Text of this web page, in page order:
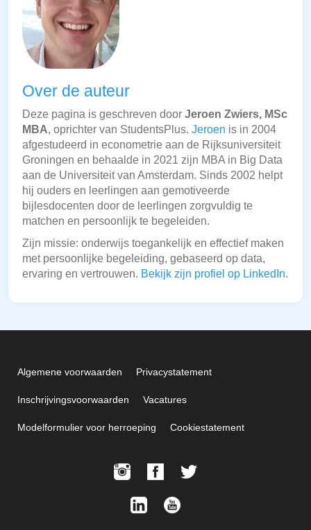
Over de auteur
Deze pagina is geschreven door Jeroen Zwiers, MSc
MBA, oprichter van StudentsPlus. Jeroen is in 2004
afgestudeerd in econometrie aan de Rijksuniversiteit
Groningen en behaalde in 2021 zijn MBA in Big Data
aan de Universiteit van Amsterdam. Sinds 2002 helpt
hij ouders en leerlingen aan gemotiveerde
bijlesdocenten door de leerlingen zorgvuldig te
matchen en persoonlijk te begeleiden.
Zijn missie: onderwijs toegankelijk en effectief maken
met persoonlijke begeleiding, gebaseerd op data,
ervaring en vertrouwen. Bekijk zijn profiel op LinkedIn.
Algemene voorwaarden Privacystatement
Inschrijvingsvoorwaarden Vacatures
Modelformulier voor herroeping Cookiestatement